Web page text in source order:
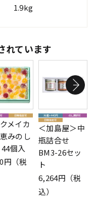
1.9kg
れています
メイカ
みのし
個入
円（税
＜加島屋＞中
瓶詰合せ
BM3-26セッ
ト
6,264円（税
込）